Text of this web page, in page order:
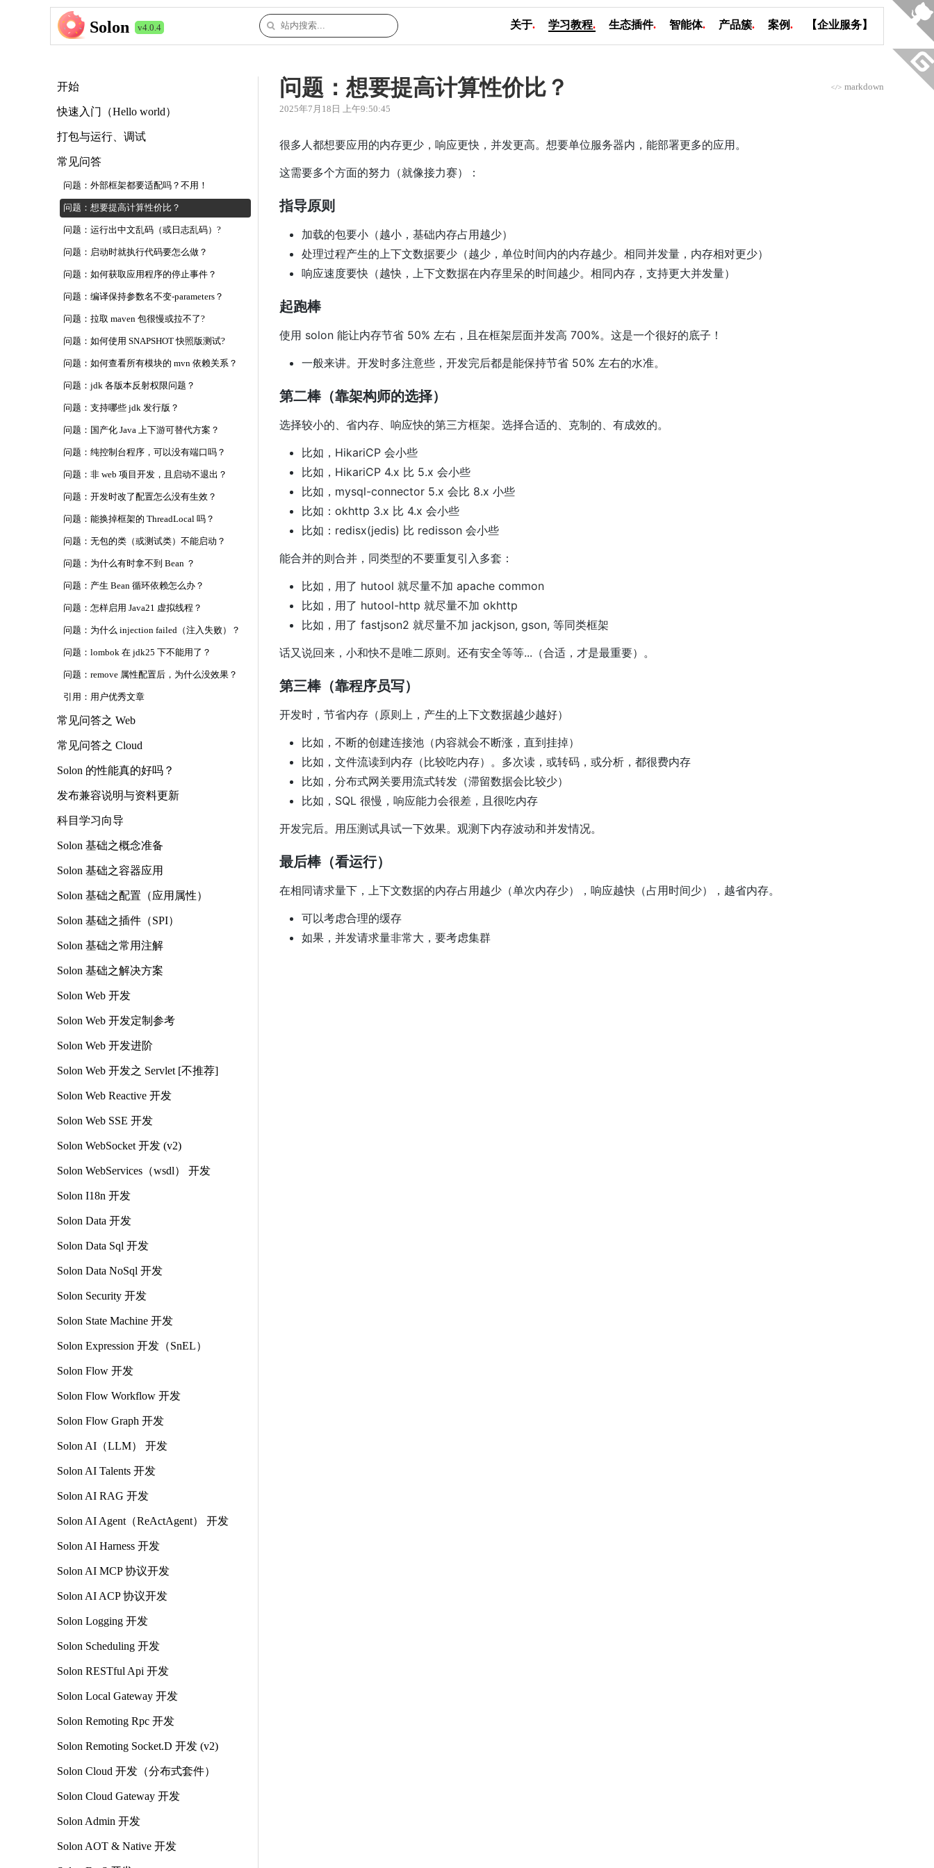
Solon v4.0.4 关于. 学习教程. 生态插件. 智能体. 产品簇. 案例. 【企业服务】
开始
快速入门（Hello world）
打包与运行、调试
常见问答
问题：外部框架都要适配吗？不用！
问题：想要提高计算性价比？
问题：运行出中文乱码（或日志乱码）?
问题：启动时就执行代码要怎么做？
问题：如何获取应用程序的停止事件？
问题：编译保持参数名不变-parameters？
问题：拉取 maven 包很慢或拉不了?
问题：如何使用 SNAPSHOT 快照版测试?
问题：如何查看所有模块的 mvn 依赖关系？
问题：jdk 各版本反射权限问题？
问题：支持哪些 jdk 发行版？
问题：国产化 Java 上下游可替代方案？
问题：纯控制台程序，可以没有端口吗？
问题：非 web 项目开发，且启动不退出？
问题：开发时改了配置怎么没有生效？
问题：能换掉框架的 ThreadLocal 吗？
问题：无包的类（或测试类）不能启动？
问题：为什么有时拿不到 Bean ？
问题：产生 Bean 循环依赖怎么办？
问题：怎样启用 Java21 虚拟线程？
问题：为什么 injection failed（注入失败）？
问题：lombok 在 jdk25 下不能用了？
问题：remove 属性配置后，为什么没效果？
引用：用户优秀文章
常见问答之 Web
常见问答之 Cloud
Solon 的性能真的好吗？
发布兼容说明与资料更新
科目学习向导
Solon 基础之概念准备
Solon 基础之容器应用
Solon 基础之配置（应用属性）
Solon 基础之插件（SPI）
Solon 基础之常用注解
Solon 基础之解决方案
Solon Web 开发
Solon Web 开发定制参考
Solon Web 开发进阶
Solon Web 开发之 Servlet [不推荐]
Solon Web Reactive 开发
Solon Web SSE 开发
Solon WebSocket 开发 (v2)
Solon WebServices（wsdl） 开发
Solon I18n 开发
Solon Data 开发
Solon Data Sql 开发
Solon Data NoSql 开发
Solon Security 开发
Solon State Machine 开发
Solon Expression 开发（SnEL）
Solon Flow 开发
Solon Flow Workflow 开发
Solon Flow Graph 开发
Solon AI（LLM） 开发
Solon AI Talents 开发
Solon AI RAG 开发
Solon AI Agent（ReActAgent） 开发
Solon AI Harness 开发
Solon AI MCP 协议开发
Solon AI ACP 协议开发
Solon Logging 开发
Solon Scheduling 开发
Solon RESTful Api 开发
Solon Local Gateway 开发
Solon Remoting Rpc 开发
Solon Remoting Socket.D 开发 (v2)
Solon Cloud 开发（分布式套件）
Solon Cloud Gateway 开发
Solon Admin 开发
Solon AOT & Native 开发
问题：想要提高计算性价比？ </> markdown
2025年7月18日 上午9:50:45
很多人都想要应用的内存更少，响应更快，并发更高。想要单位服务器内，能部署更多的应用。
这需要多个方面的努力（就像接力赛）：
指导原则
加载的包要小（越小，基础内存占用越少）
处理过程产生的上下文数据要少（越少，单位时间内的内存越少。相同并发量，内存相对更少）
响应速度要快（越快，上下文数据在内存里呆的时间越少。相同内存，支持更大并发量）
起跑棒
使用 solon 能让内存节省 50% 左右，且在框架层面并发高 700%。这是一个很好的底子！
一般来讲。开发时多注意些，开发完后都是能保持节省 50% 左右的水准。
第二棒（靠架构师的选择）
选择较小的、省内存、响应快的第三方框架。选择合适的、克制的、有成效的。
比如，HikariCP 会小些
比如，HikariCP 4.x 比 5.x 会小些
比如，mysql-connector 5.x 会比 8.x 小些
比如：okhttp 3.x 比 4.x 会小些
比如：redisx(jedis) 比 redisson 会小些
能合并的则合并，同类型的不要重复引入多套：
比如，用了 hutool 就尽量不加 apache common
比如，用了 hutool-http 就尽量不加 okhttp
比如，用了 fastjson2 就尽量不加 jackjson, gson, 等同类框架
话又说回来，小和快不是唯二原则。还有安全等等...（合适，才是最重要）。
第三棒（靠程序员写）
开发时，节省内存（原则上，产生的上下文数据越少越好）
比如，不断的创建连接池（内容就会不断涨，直到挂掉）
比如，文件流读到内存（比较吃内存）。多次读，或转码，或分析，都很费内存
比如，分布式网关要用流式转发（滞留数据会比较少）
比如，SQL 很慢，响应能力会很差，且很吃内存
开发完后。用压测试具试一下效果。观测下内存波动和并发情况。
最后棒（看运行）
在相同请求量下，上下文数据的内存占用越少（单次内存少），响应越快（占用时间少），越省内存。
可以考虑合理的缓存
如果，并发请求量非常大，要考虑集群